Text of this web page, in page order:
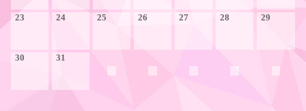
23 24 25 26 27 28 29
30 31